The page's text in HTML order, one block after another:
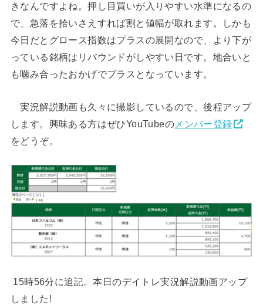
きなんですよね。押し目買いが入りやすい水準になるの
で、急落を拾いさえすれば割と値幅が取れます。しかも
今日だとグロース指数はプラスの展開なので、より下が
っている銘柄はリバウンドがしやすい日です。地合いと
も噛み合ったおかげでプラスとなっています。
実況解説動画も久々に撮影しているので、後程アップ
します。興味ある方はぜひYouTubeの メンバー登録
をどうぞ。
15時56分に追記。本日のデイトレ実況解説動画アップ
しました!